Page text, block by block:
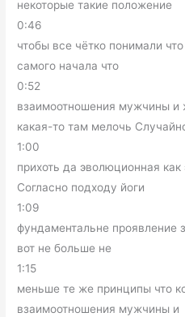
некоторые такие положение
0:46
чтобы все чётко понимали
самого начала что
0:52
взаимоотношения мужчины
какая-то там мелочь
1:00
прихоть да эволюционная как
Согласно подходу йоги
1:09
фундаментальне проявление
вот не больше не
1:15
меньше те же принципы что
взаимоотношения мужчины и